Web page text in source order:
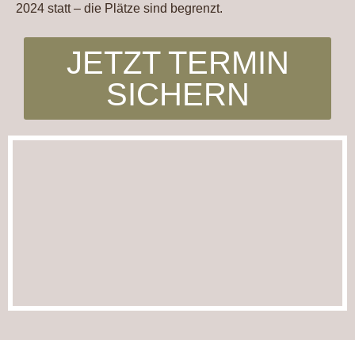
2024 statt – die Plätze sind begrenzt.
JETZT TERMIN
SICHERN